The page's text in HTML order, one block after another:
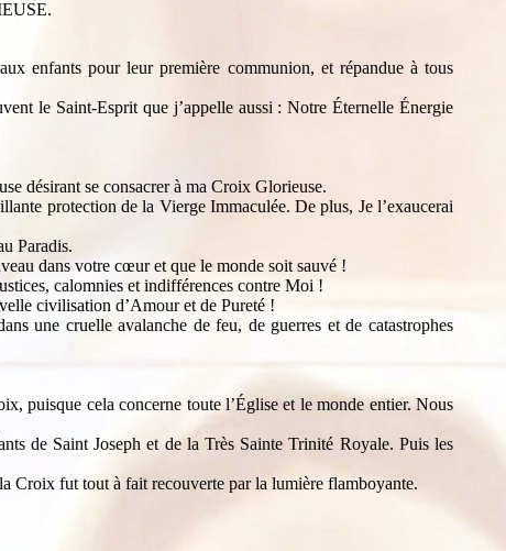
enfants pour leur première communion, et répandue à tous
le Saint-Esprit que j’appelle aussi : Notre Éternelle Énergie
désirant se consacrer à ma Croix Glorieuse.
protection de la Vierge Immaculée. De plus, Je l’exaucerai
Paradis.
dans votre cœur et que le monde soit sauvé !
calomnies et indifférences contre Moi !
civilisation d’Amour et de Pureté !
une cruelle avalanche de feu, de guerres et de catastrophes
puisque cela concerne toute l’Église et le monde entier. Nous
de Saint Joseph et de la Très Sainte Trinité Royale. Puis les
Croix fut tout à fait recouverte par la lumière flamboyante.